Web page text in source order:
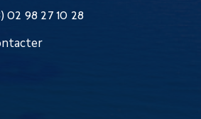
02 98 27 10 28